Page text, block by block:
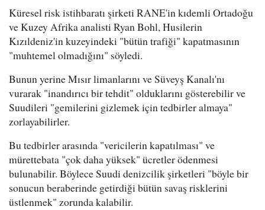
Küresel risk istihbaratı şirketi RANE'in kıdemli Ortadoğu
ve Kuzey Afrika analisti Ryan Bohl, Husilerin
Kızıldeniz'in kuzeyindeki "bütün trafiği" kapatmasının
"muhtemel olmadığını" söyledi.
Bunun yerine Mısır limanlarını ve Süveyş Kanalı'nı
vurarak "inandırıcı bir tehdit" olduklarını gösterebilir ve
Suudileri "gemilerini gizlemek için tedbirler almaya"
zorlayabilirler.
Bu tedbirler arasında "vericilerin kapatılması" ve
mürettebata "çok daha yüksek" ücretler ödenmesi
bulunabilir. Böylece Suudi denizcilik şirketleri "böyle bir
sonucun beraberinde getirdiği bütün savaş risklerini
üstlenmek" zorunda kalabilir.